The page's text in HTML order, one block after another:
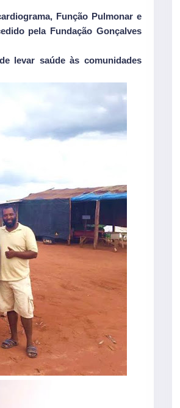
Função Pulmonar e
pela Fundação Gonçalves
levar saúde às comunidades